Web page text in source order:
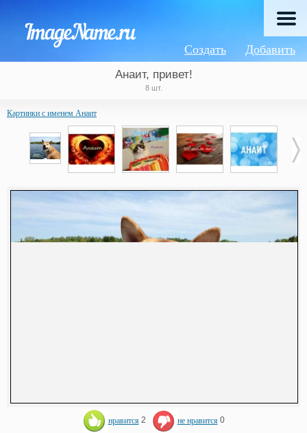
Добавить
Создать
Анаит, привет!
8 шт.
Картинки с именем Анаит
нравится 2 не нравится 0